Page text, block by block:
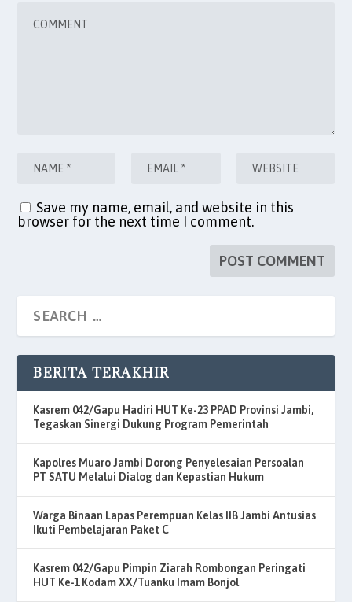
Save my name, email, and website in this
browser for the next time I comment.
BERITA TERAKHIR
Kasrem 042/Gapu Hadiri HUT Ke-23 PPAD Provinsi Jambi,
Tegaskan Sinergi Dukung Program Pemerintah
Kapolres Muaro Jambi Dorong Penyelesaian Persoalan
PT SATU Melalui Dialog dan Kepastian Hukum
Warga Binaan Lapas Perempuan Kelas IIB Jambi Antusias
Ikuti Pembelajaran Paket C
Kasrem 042/Gapu Pimpin Ziarah Rombongan Peringati
HUT Ke-1 Kodam XX/Tuanku Imam Bonjol